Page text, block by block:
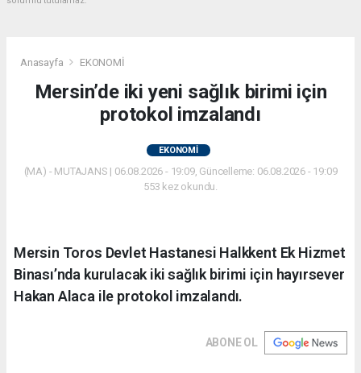
Anasayfa EKONOMİ
Mersin’de iki yeni sağlık birimi için
protokol imzalandı
EKONOMİ
(MA) - MUTAJANS | 06.08.2026 - 19:09, Güncelleme: 06.08.2026 - 19:09
553 kez okundu.
Mersin Toros Devlet Hastanesi Halkkent Ek Hizmet
Binası’nda kurulacak iki sağlık birimi için hayırsever
Hakan Alaca ile protokol imzalandı.
ABONE OL